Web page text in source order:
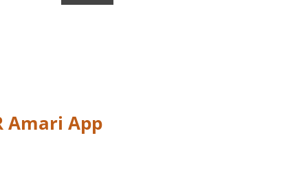
Amari App